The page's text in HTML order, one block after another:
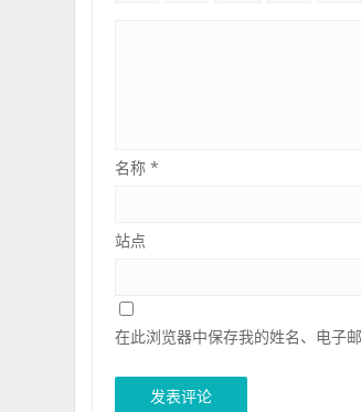
名称*
站点
在此浏览器中保存我的姓名、电子邮